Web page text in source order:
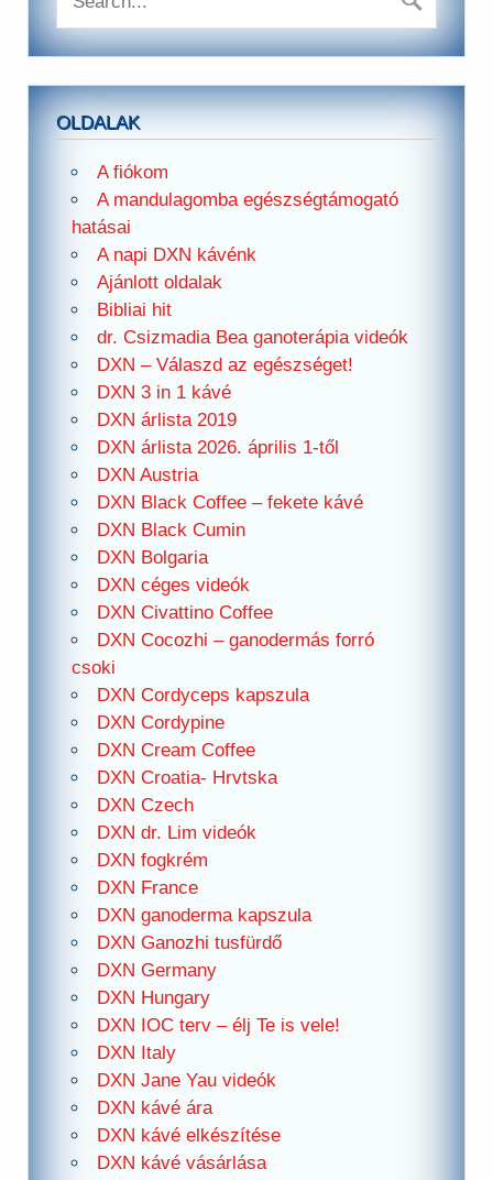
OLDALAK
A fiókom
A mandulagomba egészségtámogató
hatásai
A napi DXN kávénk
Ajánlott oldalak
Bibliai hit
dr. Csizmadia Bea ganoterápia videók
DXN – Válaszd az egészséget!
DXN 3 in 1 kávé
DXN árlista 2019
DXN árlista 2026. április 1-től
DXN Austria
DXN Black Coffee – fekete kávé
DXN Black Cumin
DXN Bolgaria
DXN céges videók
DXN Civattino Coffee
DXN Cocozhi – ganodermás forró
csoki
DXN Cordyceps kapszula
DXN Cordypine
DXN Cream Coffee
DXN Croatia- Hrvtska
DXN Czech
DXN dr. Lim videók
DXN fogkrém
DXN France
DXN ganoderma kapszula
DXN Ganozhi tusfürdő
DXN Germany
DXN Hungary
DXN IOC terv – élj Te is vele!
DXN Italy
DXN Jane Yau videók
DXN kávé ára
DXN kávé elkészítése
DXN kávé vásárlása